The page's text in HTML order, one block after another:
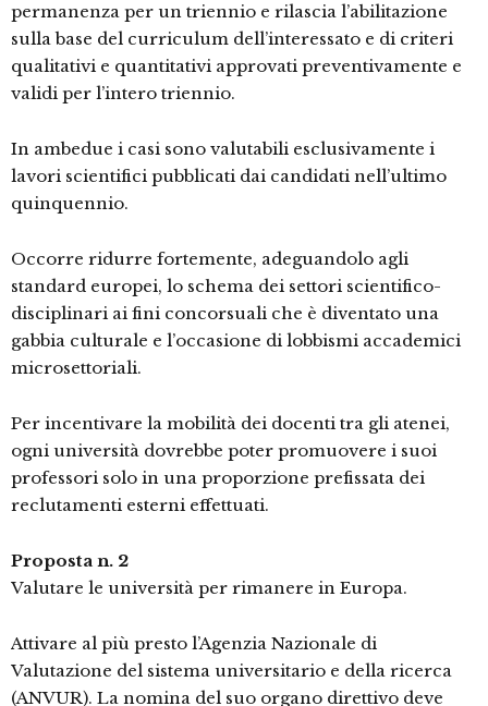
permanenza per un triennio e rilascia l’abilitazione
sulla base del curriculum dell’interessato e di criteri
qualitativi e quantitativi approvati preventivamente e
validi per l’intero triennio.
In ambedue i casi sono valutabili esclusivamente i
lavori scientifici pubblicati dai candidati nell’ultimo
quinquennio.
Occorre ridurre fortemente, adeguandolo agli
standard europei, lo schema dei settori scientifico-
disciplinari ai fini concorsuali che è diventato una
gabbia culturale e l’occasione di lobbismi accademici
microsettoriali.
Per incentivare la mobilità dei docenti tra gli atenei,
ogni università dovrebbe poter promuovere i suoi
professori solo in una proporzione prefissata dei
reclutamenti esterni effettuati.
Proposta n. 2
Valutare le università per rimanere in Europa.
Attivare al più presto l’Agenzia Nazionale di
Valutazione del sistema universitario e della ricerca
(ANVUR). La nomina del suo organo direttivo deve